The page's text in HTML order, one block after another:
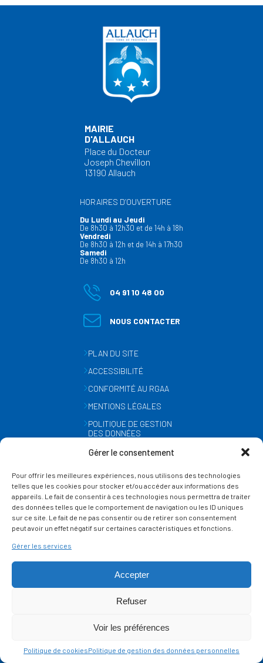
Gérer le consentement
Pour offrir les meilleures expériences, nous utilisons des technologies
telles que les cookies pour stocker et/ou accéder aux informations des
appareils. Le fait de consentir à ces technologies nous permettra de traiter
des données telles que le comportement de navigation ou les ID uniques
sur ce site. Le fait de ne pas consentir ou de retirer son consentement
peut avoir un effet négatif sur certaines caractéristiques et fonctions.
Gérer les services
Accepter
Refuser
Voir les préférences
Politique de cookiesPolitique de gestion des données personnelles
MAIRIE
D'ALLAUCH
Place du Docteur
Joseph Chevillon
13190 Allauch
HORAIRES D’OUVERTURE
Du Lundi au Jeudi
De 8h30 à 12h30 et de 14h à 18h
Vendredi
De 8h30 à 12h et de 14h à 17h30
Samedi
De 8h30 à 12h
04 91 10 48 00
NOUS CONTACTER
PLAN DU SITE
ACCESSIBILITÉ
CONFORMITÉ AU RGAA
MENTIONS LÉGALES
POLITIQUE DE GESTION
DES DONNÉES
GESTION DES COOKIES
SUIVEZ-NOUS
SUR LES RÉSEAUX
Ce site est protégé par reCAPTCHA et lapolitique de vie privée
service Google s'appliquent.